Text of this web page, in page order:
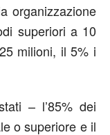
organizzazione
superiori a 10
milioni, il 5% i
– l’85% dei
o superiore e il